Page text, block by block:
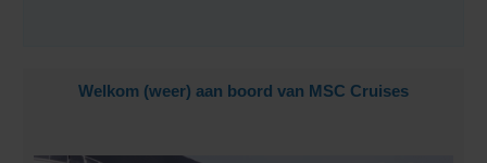
Welkom (weer) aan boord van MSC Cruises